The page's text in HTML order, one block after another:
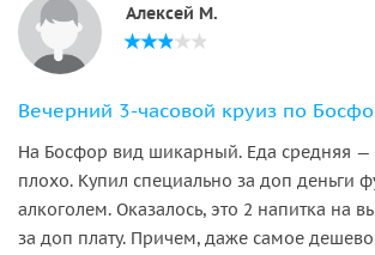
Алексей М.
На Босфор вид шикарный. Еда средняя
плохо. Купил специально за доп деньги
алкоголем. Оказалось, это 2 напитка на
за доп плату. Причем, даже самое